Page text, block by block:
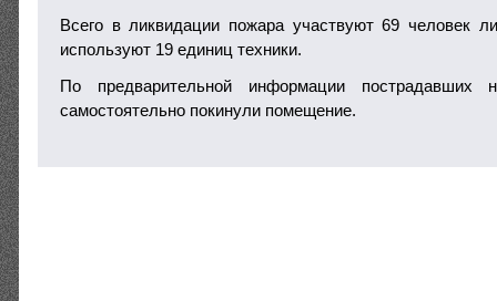
Всего в ликвидации пожара участвуют 69 человек
используют 19 единиц техники.
По предварительной информации пострадавших
самостоятельно покинули помещение.